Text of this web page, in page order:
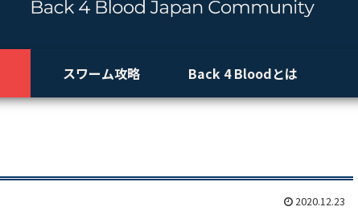
スワーム攻略 Back 4 Bloodとは
2020.12.23